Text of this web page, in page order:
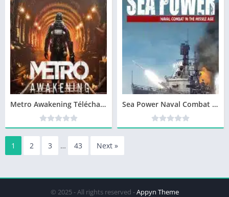
Metro Awakening Télécharger jeu PC Sea Power Naval Combat in the Missile Age Télécharger jeu PC
1 2 3 … 43 Next »
© 2025 - All rights reserved -Appyn Theme